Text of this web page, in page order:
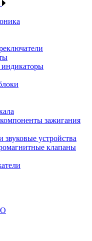
зажигания
устройства
клапаны